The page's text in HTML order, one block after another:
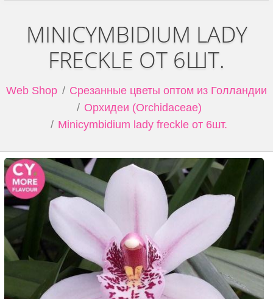
MINICYMBIDIUM LADY
FRECKLE ОТ 6ШТ.
Web Shop
Срезанные цветы оптом из Голландии
Орхидеи (Orchidaceae)
Minicymbidium lady freckle от 6шт.